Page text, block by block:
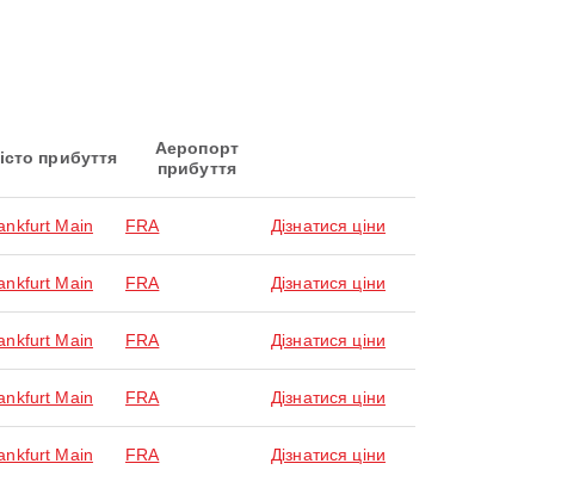
прибуття
Аеропорт
прибуття
Main FRA Дізнатися ціни
Main FRA Дізнатися ціни
Main FRA Дізнатися ціни
Main FRA Дізнатися ціни
Main FRA Дізнатися ціни